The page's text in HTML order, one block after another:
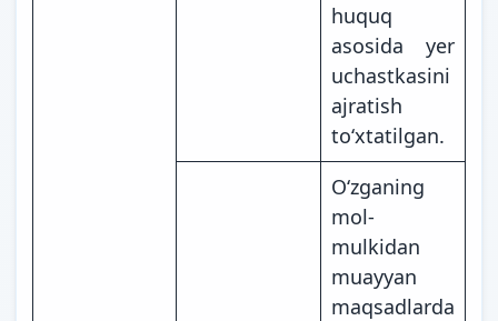
huquq
asosida yer
uchastkasini
ajratish
toʻxtatilgan.
Oʻzganing
mol-
mulkidan
muayyan
maqsadlarda